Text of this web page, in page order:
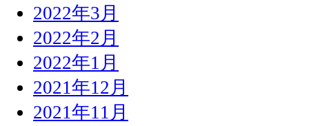
2022年3月
2022年2月
2022年1月
2021年12月
2021年11月